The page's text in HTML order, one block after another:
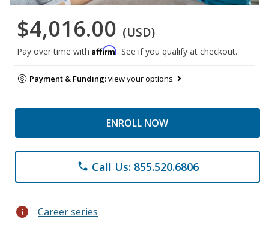
$4,016.00 (USD)
Pay over time with Affirm. See if you qualify at checkout.
Payment & Funding:view your options
ENROLL NOW
phone Call Us: 855.520.6806
info Career series